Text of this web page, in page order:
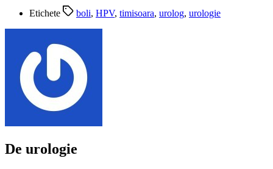
Etichete boli, HPV, timisoara, urolog, urologie
De urologie